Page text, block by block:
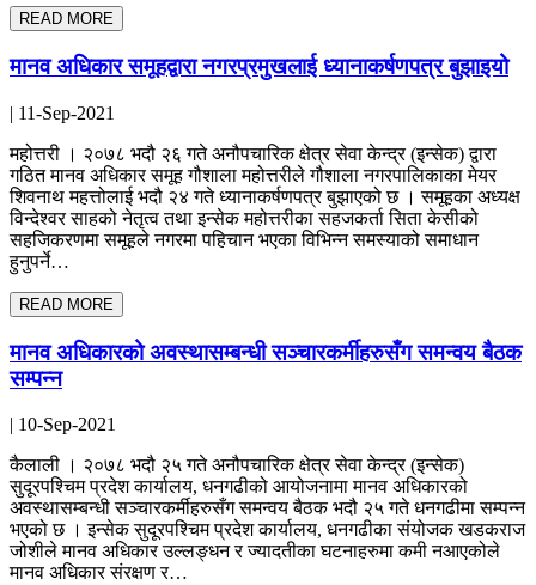
READ MORE
मानव अधिकार समूहद्वारा नगरप्रमुखलाई ध्यानाकर्षणपत्र बुझाइयो
| 11-Sep-2021
महोत्तरी । २०७८ भदौ २६ गते अनौपचारिक क्षेत्र सेवा केन्द्र (इन्सेक) द्वारा
गठित मानव अधिकार समूह गौशाला महोत्तरीले गौशाला नगरपालिकाका मेयर
शिवनाथ महत्तोलाई भदौ २४ गते ध्यानाकर्षणपत्र बुझाएको छ । समूहका अध्यक्ष
विन्देश्वर साहको नेतृत्व तथा इन्सेक महोत्तरीका सहजकर्ता सिता केसीको
सहजिकरणमा समूहले नगरमा पहिचान भएका विभिन्न समस्याको समाधान
हुनुपर्ने…
READ MORE
मानव अधिकारको अवस्थासम्बन्धी सञ्चारकर्मीहरुसँग समन्वय बैठक
सम्पन्न
| 10-Sep-2021
कैलाली । २०७८ भदौ २५ गते अनौपचारिक क्षेत्र सेवा केन्द्र (इन्सेक)
सुदूरपश्चिम प्रदेश कार्यालय, धनगढीको आयोजनामा मानव अधिकारको
अवस्थासम्बन्धी सञ्चारकर्मीहरुसँग समन्वय बैठक भदौ २५ गते धनगढीमा सम्पन्न
भएको छ । इन्सेक सुदूरपश्चिम प्रदेश कार्यालय, धनगढीका संयोजक खडकराज
जोशीले मानव अधिकार उल्लङ्धन र ज्यादतीका घटनाहरुमा कमी नआएकोले
मानव अधिकार संरक्षण र…